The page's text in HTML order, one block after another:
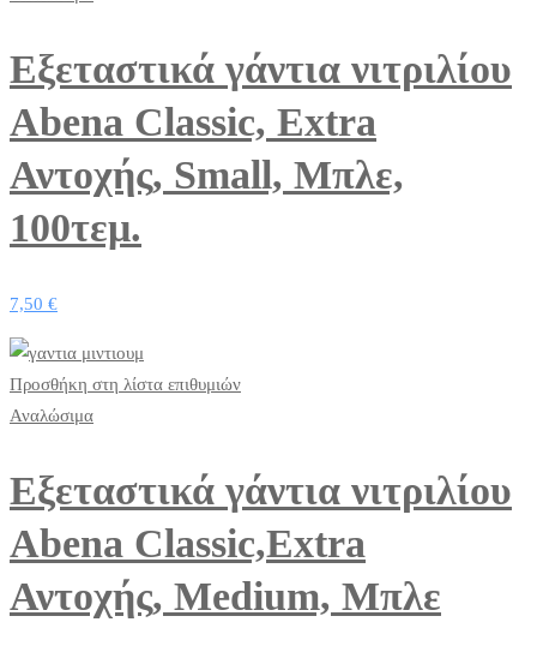
Εξεταστικά γάντια νιτριλίου
Abena Classic, Extra
Αντοχής, Small, Μπλε,
100τεμ.
7,50 €
Προσθήκη στη λίστα επιθυμιών
Αναλώσιμα
Εξεταστικά γάντια νιτριλίου
Abena Classic,Extra
Αντοχής, Medium, Μπλε